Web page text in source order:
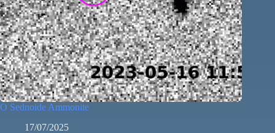
O Sednoide Ammonite
17/07/2025